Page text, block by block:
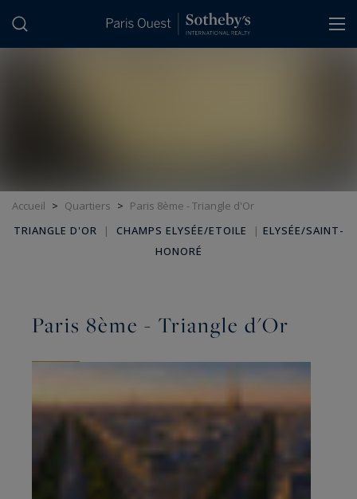
Accueil > Quartiers > Paris 8ème - Triangle d'Or
TRIANGLE D'OR | CHAMPS ELYSÉE/ETOILE | ELYSÉE/SAINT-
HONORÉ
Paris 8ème - Triangle d'Or